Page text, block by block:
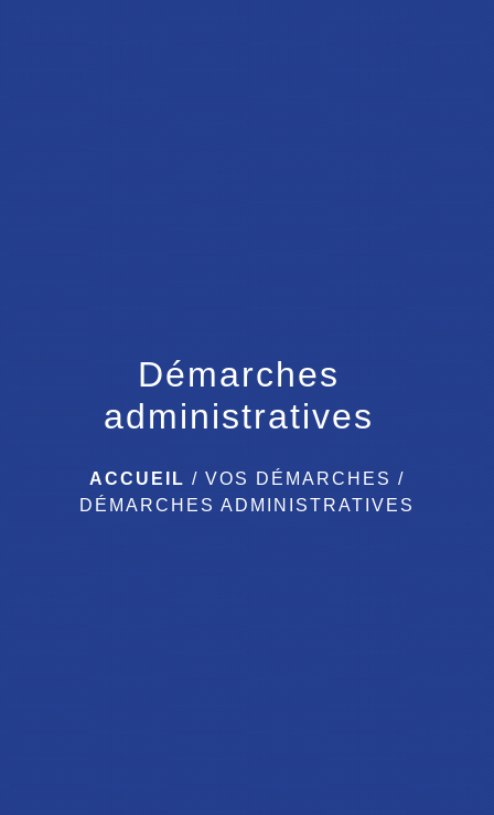
Démarches
administratives
ACCUEIL / VOS DÉMARCHES /
DÉMARCHES ADMINISTRATIVES